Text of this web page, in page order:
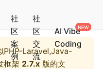
社
区
案
例
社
区
交
流
AI Vibe
Coding
PHP-Laravel,Java-
框架 2.7.x 版的文